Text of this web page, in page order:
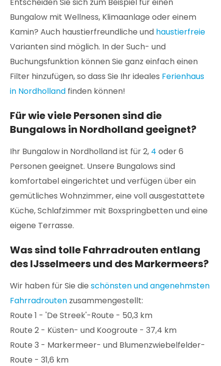
Bungalow mit Wellness, Klimaanlage oder einem
Kamin? Auch haustierfreundliche und haustierfreie
Varianten sind möglich. In der Such- und
Buchungsfunktion können Sie ganz einfach einen
Filter hinzufügen, so dass Sie Ihr ideales Ferienhaus
in Nordholland finden können!
Für wie viele Personen sind die
Bungalows in Nordholland geeignet?
Ihr Bungalow in Nordholland ist für 2, 4 oder 6
Personen geeignet. Unsere Bungalows sind
komfortabel eingerichtet und verfügen über ein
gemütliches Wohnzimmer, eine voll ausgestattete
Küche, Schlafzimmer mit Boxspringbetten und eine
eigene Terrasse.
Was sind tolle Fahrradrouten entlang
des IJsselmeers und des Markermeers?
Wir haben für Sie die schönsten und angenehmsten
Fahrradrouten zusammengestellt:
Route 1 - 'De Streek'-Route - 50,3 km
Route 2 - Küsten- und Koogroute - 37,4 km
Route 3 - Markermeer- und Blumenzwiebelfelder-
Route - 31,6 km